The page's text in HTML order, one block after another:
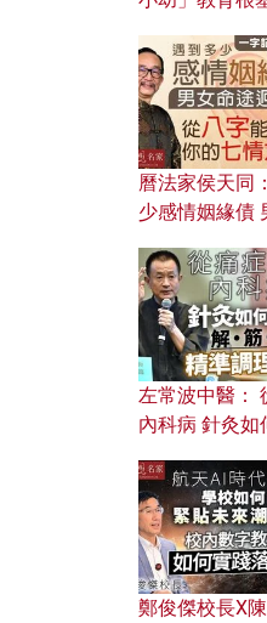
曆法家侯天同
少感情姻緣債
的七情六欲？
左常波中醫：
內科病 針灸如
鄭俊傑校長X